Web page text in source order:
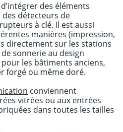
des éléments
détecteurs de
à clé. Il est aussi
manières (impression,
directement sur les stations
sonnerie au design
les bâtiments anciens,
forgé ou même doré.
conviennent
vitrées ou aux entrées
dans toutes les tailles